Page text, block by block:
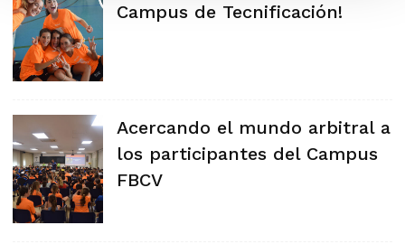
Campus de Tecnificación!
Acercando el mundo arbitral a
los participantes del Campus
FBCV